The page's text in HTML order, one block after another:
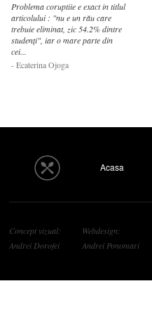
Problema coruptiie e exact in titlul
articolului : "nu e un rău care
trebuie eliminat, zic 54.2% dintre
studenți", iar o mare parte din
cei...
Ecaterina Ojoga
Acasa
Concept vizual:
Andrei Dorofei
Webdesign:
Andrei Ponomari